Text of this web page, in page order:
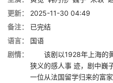
更新：
2025-11-30 04:49
备注：
已完结
语言：
国语
剧情：
该剧以1928年上海的黄
狭义的感人事 迹，剧中巍
一位从法国留学归来的富